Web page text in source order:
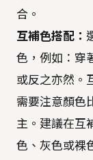
合。
互補色搭配：
色，例如：穿
或反之亦然。
需要注意顏色
主。建議在互
色、灰色或裸